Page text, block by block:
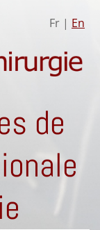
Fr | En
de